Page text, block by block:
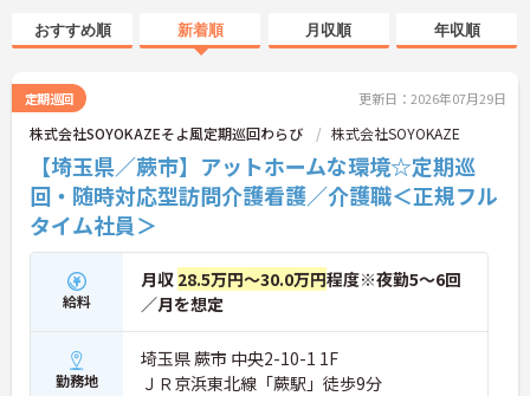
おすすめ順 新着順 月収順 年収順
定期巡回 更新日：2026年07月29日
株式会社SOYOKAZEそよ風定期巡回わらび 株式会社SOYOKAZE
【埼玉県／蕨市】アットホームな環境☆定期巡
回・随時対応型訪問介護看護／介護職＜正規フル
タイム社員＞
給料
月収 28.5万円～30.0万円程度※夜勤5～6回
／月を想定
勤務地
埼玉県 蕨市 中央2-10-1 1F
ＪＲ京浜東北線「蕨駅」徒歩9分